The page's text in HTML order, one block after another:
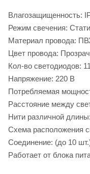
Влагозащищенность:
Режим свечения:
Материал провода:
Цвет провода:
Кол-во светодиодов:
Напряжение: 220 В
Потребляемая
Расстояние между
Нити различной
Схема расположения
Соединение: (до 10
Работает от блока